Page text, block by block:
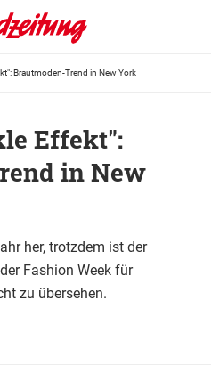
Brautmoden-Trend in New York
Effekt":
in New
her, trotzdem ist der
Fashion Week für
zu übersehen.